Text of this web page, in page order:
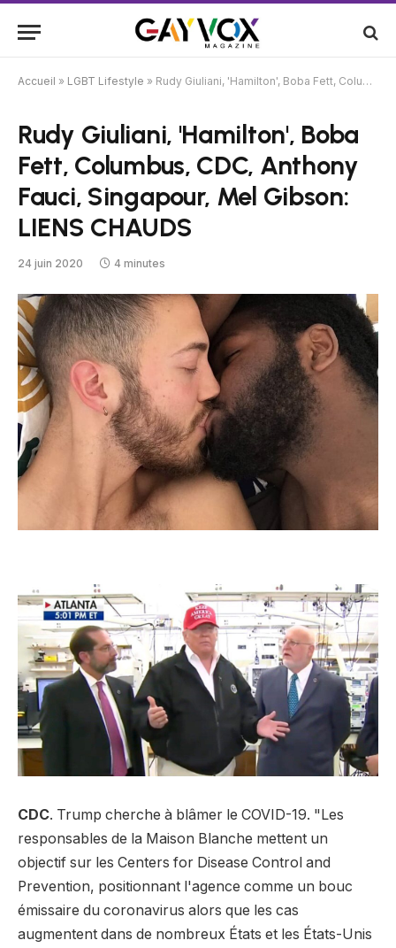
Accueil » LGBT Lifestyle » Rudy Giuliani, 'Hamilton', Boba Fett, Columbus, CDC, Anthony Fauci, Singapour, Mel Gibson: LIENS CHAUDS
Rudy Giuliani, 'Hamilton', Boba
Fett, Columbus, CDC, Anthony
Fauci, Singapour, Mel Gibson:
LIENS CHAUDS
24 juin 2020 4 minutes
CDC. Trump cherche à blâmer le COVID-19. "Les
responsables de la Maison Blanche mettent un
objectif sur les Centers for Disease Control and
Prevention, positionnant l'agence comme un bouc
émissaire du coronavirus alors que les cas
augmentent dans de nombreux États et les États-Unis